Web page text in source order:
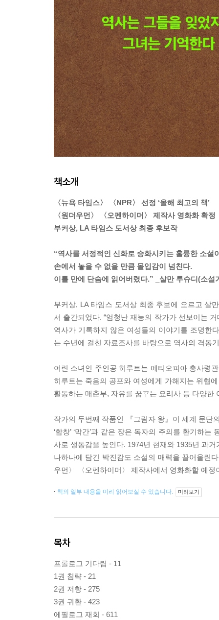
책소개
〈뉴욕 타임스〉 〈NPR〉 선정 ‘올해 최고의 책’
〈원더우먼〉 〈오펜하이머〉 제작사 영화화 확정
부커상, LA 타임스 도서상 최종 후보작
“역사를 서정적인 신화로 승화시키는 훌륭한 소설
손에서 놓을 수 없을 만큼 몰입감이 넘친다.
이틀 만에 단숨에 읽어버렸다.” _살만 루슈디(소설
부커상, LA 타임스 도서상 최종 후보에 오르고 살
서 출간되었다. “엄청난 재능의 작가가 선보이는
역사가 기록하지 않은 여성들의 이야기를 조명한
는 수년에 걸친 자료조사를 바탕으로 역사의 격동
어린 소녀인 주인공 히루트는 에티오피아 총사령
히루트는 죽음의 공포와 여성에게 가해지는 위협
활동하는 매춘부, 자유를 꿈꾸는 요리사 등 다양
작가의 두번째 작품인 『그림자 왕』이 세계 문단
‘합창’ ‘막간’과 같은 장은 독자의 주의를 환기하
사로 생동감을 높인다. 1974년 현재와 1935년 과
나하나에 담긴 박진감도 소설의 매력을 끌어올린
우먼〉 〈오펜하이머〉 제작사에서 영화화할 예정
책의 일부 내용을 미리 읽어보실 수 있습니다. 미리보기
목차
프롤로그 기다림 - 11
1권 침략 - 21
2권 저항 - 275
3권 귀환 - 423
에필로그 재회 - 611